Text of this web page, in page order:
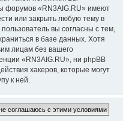
форумов «RN3AIG.RU» имеют
или закрыть любую тему в
вы согласны с тем,
в базе данных. Хотя
лицам без вашего
«RN3AIG.RU», ни phpBB
хакеров, которые могут
к ней.